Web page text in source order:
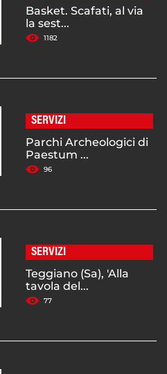
Basket. Scafati, al via
la sest...
1182
SERVIZI
Parchi Archeologici di
Paestum ...
96
SERVIZI
Teggiano (Sa), 'Alla
tavola del...
77